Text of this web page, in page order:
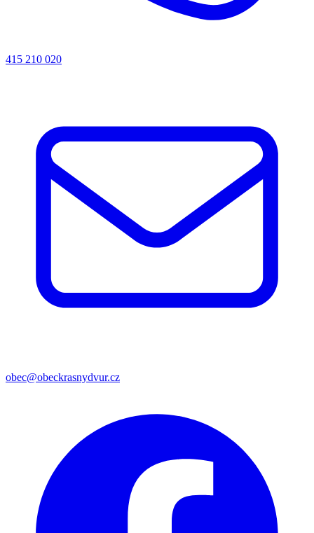
415 210 020
obec@obeckrasnydvur.cz